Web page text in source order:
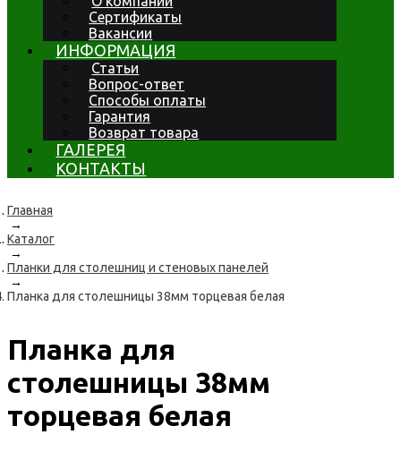
Сертификаты
Вакансии
ИНФОРМАЦИЯ
Статьи
Вопрос-ответ
Способы оплаты
Гарантия
Возврат товара
ГАЛЕРЕЯ
КОНТАКТЫ
Главная
→
Каталог
→
Планки для столешниц и стеновых панелей
→
Планка для столешницы 38мм торцевая белая
Планка для
столешницы 38мм
торцевая белая